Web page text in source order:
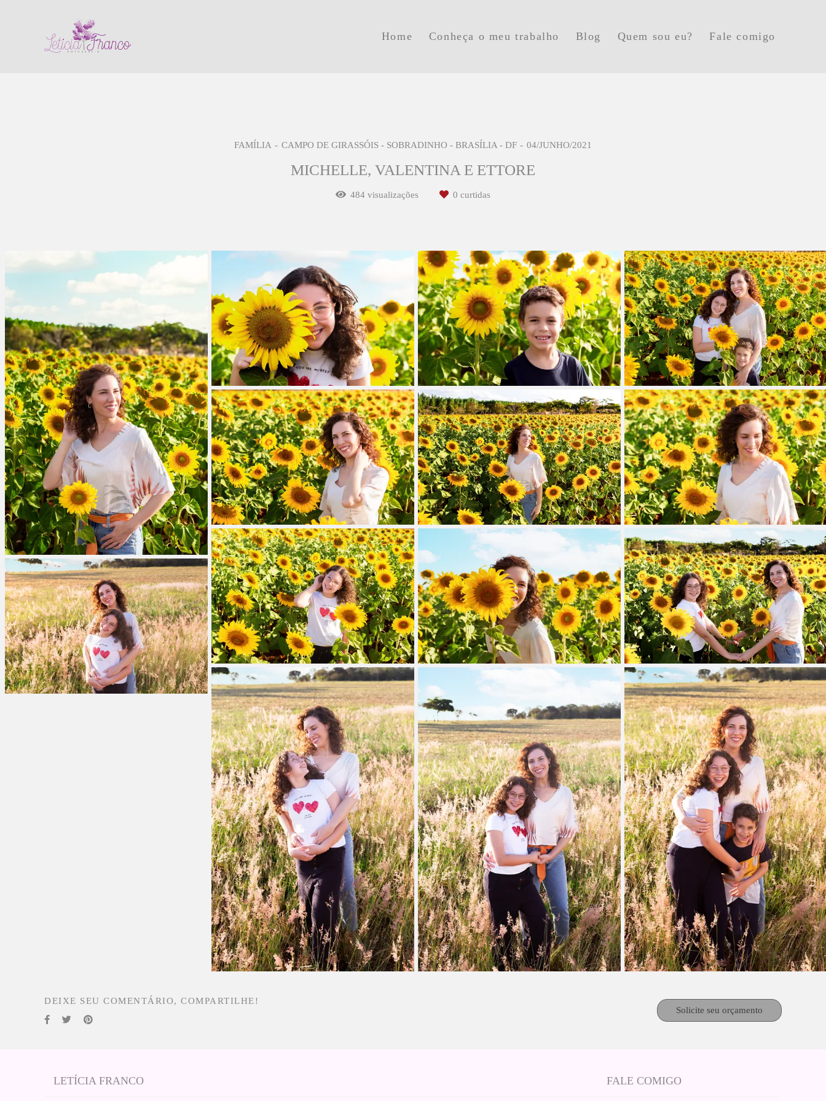
Home Conheça o meu trabalho Blog Quem sou eu? Fale comigo
FAMÍLIA CAMPO DE GIRASSÓIS - SOBRADINHO - BRASÍLIA - DF 04/JUNHO/2021
MICHELLE, VALENTINA E ETTORE
484 visualizações 0 curtidas
DEIXE SEU COMENTÁRIO, COMPARTILHE!
Solicite seu orçamento
LETÍCIA FRANCO FALE COMIGO